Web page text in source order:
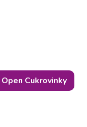
Open Cukrovinky